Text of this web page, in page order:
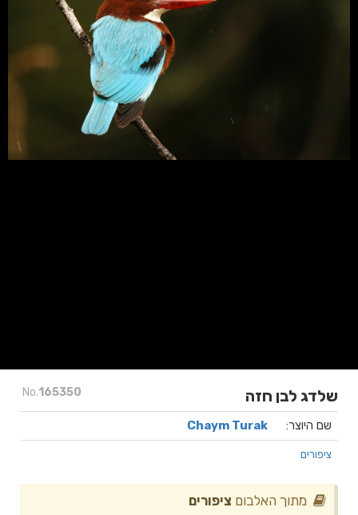
No.165350 שלדג לבן חזה
שם היוצר: Chaym Turak
ציפורים
מתוך האלבום ציפורים